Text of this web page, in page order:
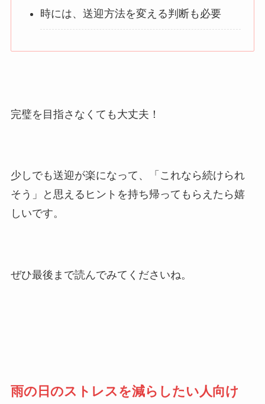
時には、送迎方法を変える判断も必要
完璧を目指さなくても大丈夫！
少しでも送迎が楽になって、「これなら続けられ
そう」と思えるヒントを持ち帰ってもらえたら嬉
しいです。
ぜひ最後まで読んでみてくださいね。
雨の日のストレスを減らしたい人向け